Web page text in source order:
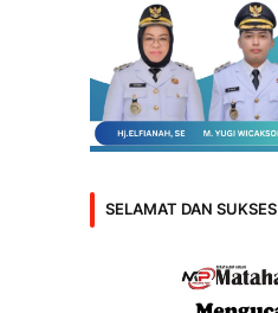
SELAMAT DAN SUKSES